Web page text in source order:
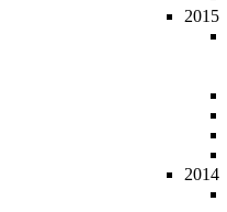
2015
2014